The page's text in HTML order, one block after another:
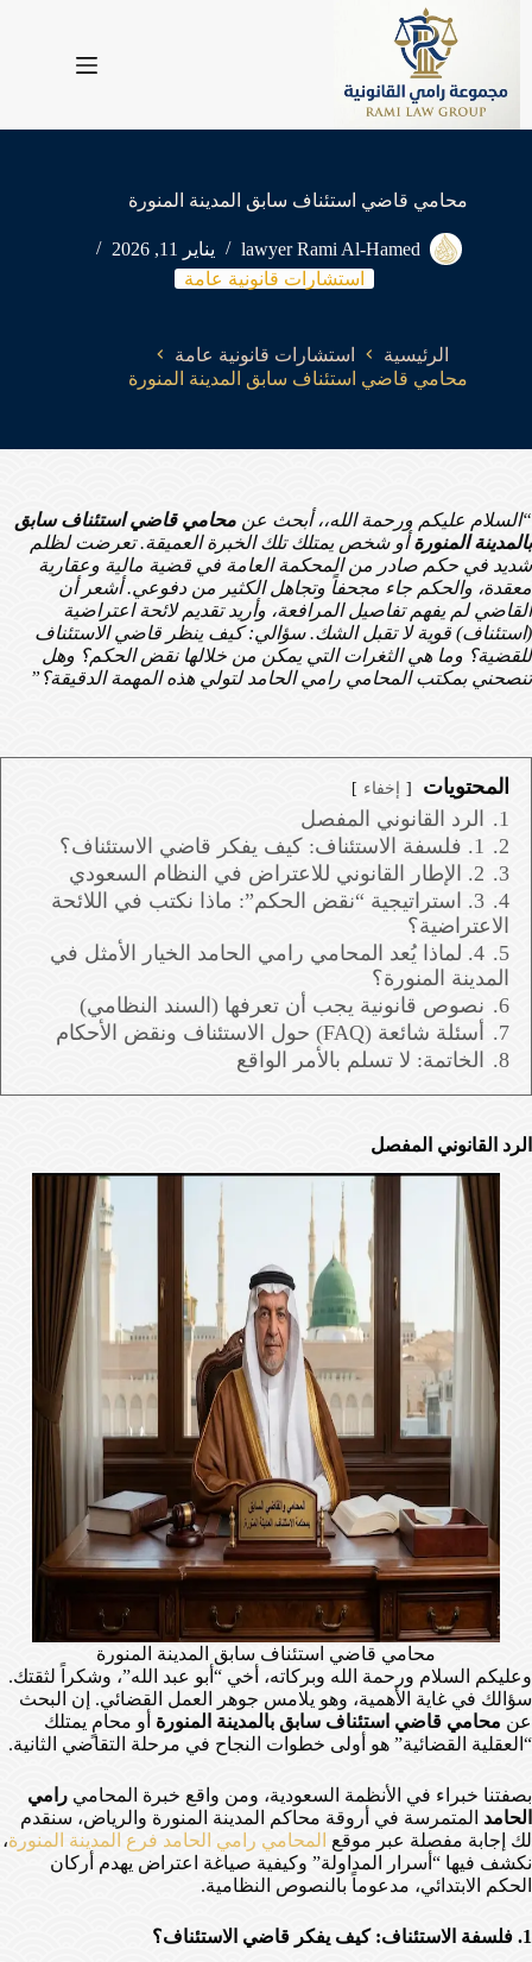
محامي قاضي استئناف سابق المدينة المنورة
lawyer Rami Al-Hamed
يناير 11, 2026
استشارات قانونية عامة
الرئيسية
استشارات قانونية عامة
محامي قاضي استئناف سابق المدينة المنورة
“السلام عليكم ورحمة الله،، أبحث عن محامي قاضي استئناف سابق
بالمدينة المنورةأو شخص يمتلك تلك الخبرة العميقة. تعرضت لظلم
شديد في حكم صادر من المحكمة العامة في قضية مالية وعقارية
معقدة، والحكم جاء مجحفاً وتجاهل الكثير من دفوعي. أشعر أن
القاضي لم يفهم تفاصيل المرافعة، وأريد تقديم لائحة اعتراضية
(استئناف) قوية لا تقبل الشك. سؤالي: كيف ينظر قاضي الاستئناف
للقضية؟ وما هي الثغرات التي يمكن من خلالها نقض الحكم؟ وهل
تنصحني بمكتب المحامي رامي الحامد لتولي هذه المهمة الدقيقة؟”
المحتويات إخفاء
1.
الرد القانوني المفصل
2.
1. فلسفة الاستئناف: كيف يفكر قاضي الاستئناف؟
3.
2. الإطار القانوني للاعتراض في النظام السعودي
4.
3. استراتيجية “نقض الحكم”: ماذا نكتب في اللائحة
الاعتراضية؟
5.
4. لماذا يُعد المحامي رامي الحامد الخيار الأمثل في
المدينة المنورة؟
6.
نصوص قانونية يجب أن تعرفها (السند النظامي)
7.
أسئلة شائعة (FAQ) حول الاستئناف ونقض الأحكام
8.
الخاتمة: لا تسلم بالأمر الواقع
الرد القانوني المفصل
محامي قاضي استئناف سابق المدينة المنورة
وعليكم السلام ورحمة الله وبركاته، أخي “أبو عبد الله”، وشكراً لثقتك.
سؤالك في غاية الأهمية، وهو يلامس جوهر العمل القضائي. إن البحث
عن محامي قاضي استئناف سابق بالمدينة المنورة أو محامٍ يمتلك
“العقلية القضائية” هو أولى خطوات النجاح في مرحلة التقاضي الثانية.
بصفتنا خبراء في الأنظمة السعودية، ومن واقع خبرة المحامي رامي
الحامد المتمرسة في أروقة محاكم المدينة المنورة والرياض، سنقدم
لك إجابة مفصلة عبر موقع المحامي رامي الحامد فرع المدينة المنورة،
نكشف فيها “أسرار المداولة” وكيفية صياغة اعتراض يهدم أركان
الحكم الابتدائي، مدعوماً بالنصوص النظامية.
1. فلسفة الاستئناف: كيف يفكر قاضي الاستئناف؟